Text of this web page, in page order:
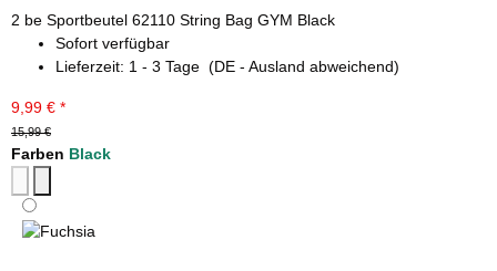
2 be Sportbeutel 62110 String Bag GYM Black
Sofort verfügbar
Lieferzeit: 1 - 3 Tage (DE - Ausland abweichend)
9,99 € *
15,99 €
Farben Black